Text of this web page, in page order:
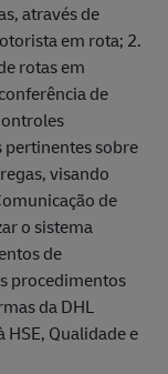
através de
em rota; 2.
rotas em
de
pertinentes sobre
visando
de
o sistema
de
procedimentos
da DHL
Qualidade e